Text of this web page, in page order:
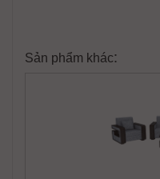
Sản phẩm khác: